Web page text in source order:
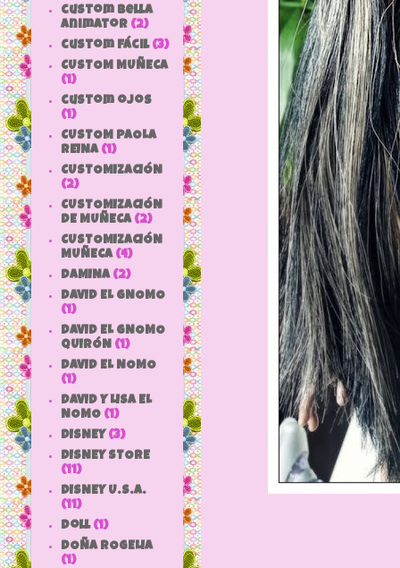
custom bella
animator (2)
custom fácil (3)
CUSTOM MUÑECA
(1)
custom ojos
(1)
CUSTOM PAOLA
REINA (1)
CUSTOMIZACIÓN
(2)
CUSTOMIZACIÓN
DE MUÑECA (2)
CUSTOMIZACIÓN
MUÑECA (4)
DAMINA (2)
DAVID EL GNOMO
(1)
DAVID EL GNOMO
QUIRÓN (1)
DAVID EL NOMO
(1)
DAVID Y LISA EL
NOMO (1)
DISNEY (3)
DISNEY STORE
(11)
DISNEY U.S.A.
(11)
doll (1)
DOÑA ROGELIA
(1)